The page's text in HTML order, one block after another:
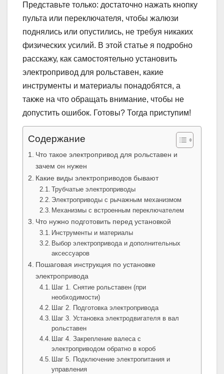
Представьте только: достаточно нажать кнопку
пульта или переключателя, чтобы жалюзи
поднялись или опустились, не требуя никаких
физических усилий. В этой статье я подробно
расскажу, как самостоятельно установить
электропривод для рольставен, какие
инструменты и материалы понадобятся, а
также на что обращать внимание, чтобы не
допустить ошибок. Готовы? Тогда приступим!
Содержание
Что такое электропривод для рольставен и
зачем он нужен
Какие виды электроприводов бывают
Трубчатые электроприводы
Электроприводы с рычажным механизмом
Механизмы с встроенным переключателем
Что нужно подготовить перед установкой
Инструменты и материалы
Выбор электропривода и дополнительных
аксессуаров
Пошаговая инструкция по установке
электропривода
Шаг 1. Снятие рольставен (при
необходимости)
Шаг 2. Подготовка электропривода
Шаг 3. Установка электродвигателя в вал
рольставен
Шаг 4. Закрепление валеcа с
электроприводом обратно в короб
Шаг 5. Подключение электропитания и
управления